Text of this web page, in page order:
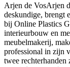
Arjen de VosArjen
deskundige, brengt
bij Online Plastics
interieurbouw en
meubelmakerij,
professional in zijn
twee